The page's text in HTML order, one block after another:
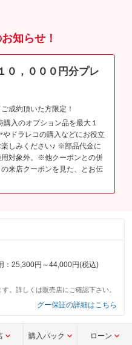
知らせ！
０，０００円分プレ
成約頂いた方限定！
入のオプション品を最大１
やドラレコの購入などにお役立
しみください♪ ※部品代金に
対象外。※他クーポンとの併
来店クーポンを見た、とお伝
：25,300円～44,000円(税込)
。詳しくは販売店にご確認下さい。
グー保証の詳細はこちら
購入パック ローン